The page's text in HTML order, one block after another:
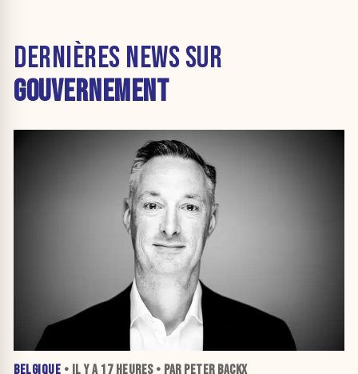
DERNIÈRES NEWS SUR
GOUVERNEMENT
BELGIQUE • IL Y A 17 HEURES• PAR PETER BACKX